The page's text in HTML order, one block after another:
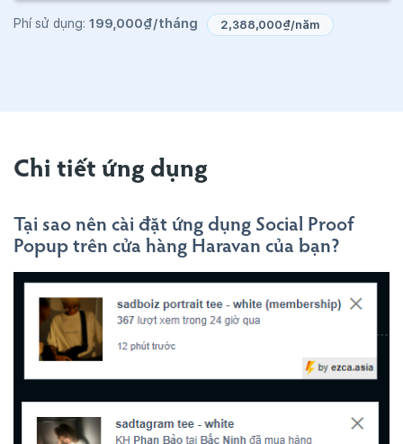
Phí sử dụng: 199,000₫/tháng 2,388,000₫/năm
Chi tiết ứng dụng
Tại sao nên cài đặt ứng dụng Social Proof
Popup trên cửa hàng Haravan của bạn?